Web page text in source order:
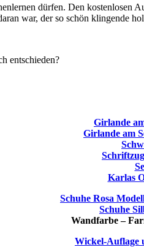
dürfen. Den kostenlosen
war, der so schön klingende
entschieden?
Girlande
Girlande am
Karlas
Schuhe Rosa
Schuhe
Wandfarbe –
Wickel-Auflage